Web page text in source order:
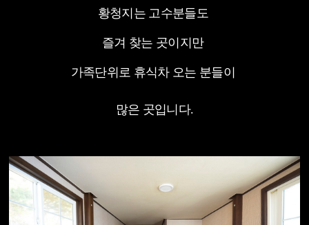
황청지는 고수분들도
즐겨 찾는 곳이지만
가족단위로 휴식차 오는 분들이
많은 곳입니다.